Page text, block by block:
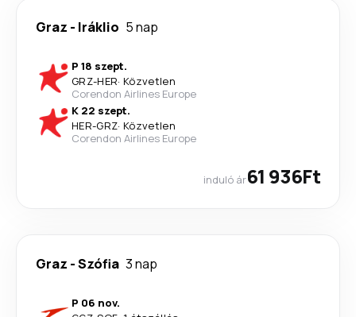
Graz - Iráklio 5 nap
P 18 szept.
GRZ-HER· Közvetlen
Corendon Airlines Europe
K 22 szept.
HER-GRZ· Közvetlen
Corendon Airlines Europe
induló ár61 936Ft
Graz -Szófia 3 nap
P 06 nov.